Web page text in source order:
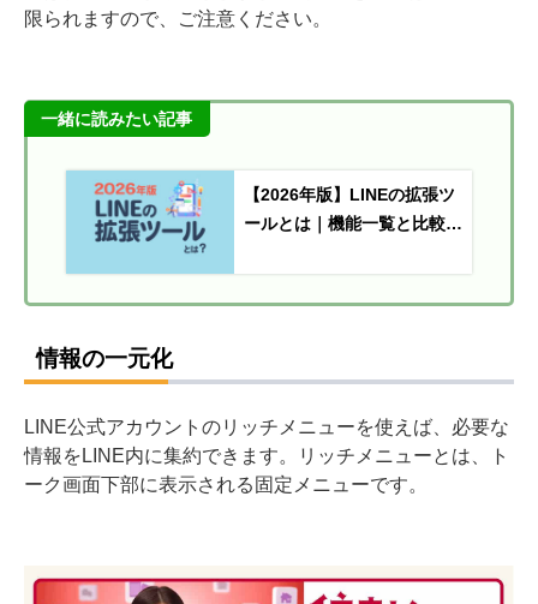
限られますので、ご注意ください。
一緒に読みたい記事
【2026年版】LINEの拡張ツ
ールとは｜機能一覧と比較ポ
情報の一元化
LINE公式アカウントのリッチメニューを使えば、必要な
情報をLINE内に集約できます。リッチメニューとは、ト
ーク画面下部に表示される固定メニューです。